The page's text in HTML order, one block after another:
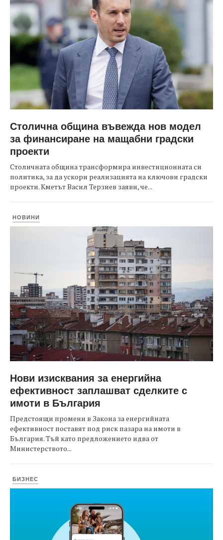
Столична община въвежда нов модел
за финансиране на мащабни градски
проекти
Столичната община трансформира инвестиционната си
политика, за да ускори реализацията на ключови градски
проекти. Кметът Васил Терзиев заяви, че...
НОВИНИ
Нови изисквания за енергийна
ефективност заплашват сделките с
имоти в България
Предстоящи промени в Закона за енергийната
ефективност поставят под риск пазара на имоти в
България. Тъй като предложението идва от
Министерството...
БИЗНЕС